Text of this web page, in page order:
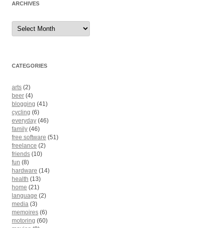
ARCHIVES
Archives
CATEGORIES
arts (2)
beer (4)
blogging (41)
cycling (6)
everyday (46)
family (46)
free software (51)
freelance (2)
friends (10)
fun (8)
hardware (14)
health (13)
home (21)
language (2)
media (3)
memoires (6)
motoring (60)